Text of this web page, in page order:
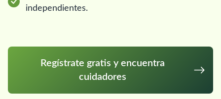
independientes.
Regístrate gratis y encuentra
cuidadores